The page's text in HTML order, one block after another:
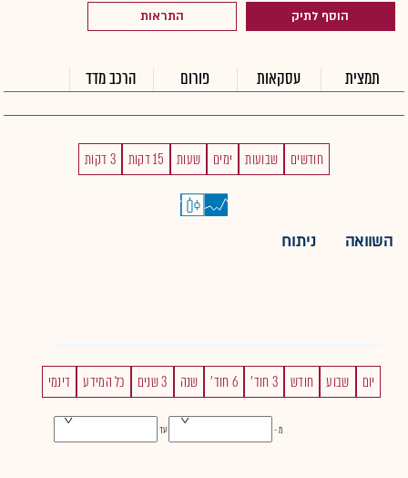
הוסף לתיק התראות
תמצית עסקאות פורום הרכב מדד
חודשים שבועות ימים שעות 15 דקות 3 דקות
השוואה ניתוח
יום שבוע חודש 3 חוד' 6 חוד' שנה 3 שנים כל המידע דינמי
מ - עד